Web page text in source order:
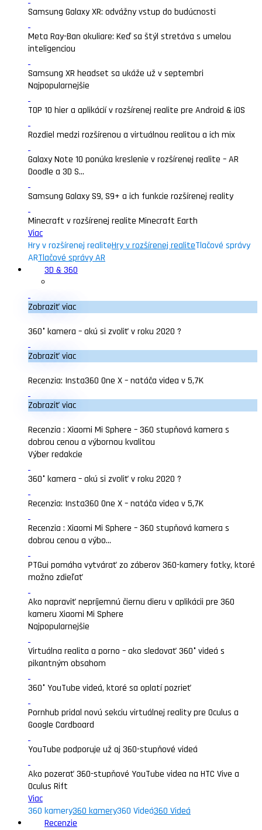
Samsung Galaxy XR: odvážny vstup do budúcnosti
Meta Ray-Ban okuliare: Keď sa štýl stretáva s umelou
inteligenciou
Samsung XR headset sa ukáže už v septembri
Najpopularnejšie
TOP 10 hier a aplikácií v rozšírenej realite pre Android & iOS
Rozdiel medzi rozšírenou a virtuálnou realitou a ich mix
Galaxy Note 10 ponúka kreslenie v rozšírenej realite – AR
Doodle a 3D S...
Samsung Galaxy S9, S9+ a ich funkcie rozšírenej reality
Minecraft v rozšírenej realite Minecraft Earth
Viac
Hry v rozšírenej realiteHry v rozšírenej realiteTlačové správy
ARTlačové správy AR
3D & 360
Zobraziť viac
360° kamera – akú si zvoliť v roku 2020 ?
Zobraziť viac
Recenzia: Insta360 One X – natáča videa v 5,7K
Zobraziť viac
Recenzia : Xiaomi Mi Sphere – 360 stupňová kamera s
dobrou cenou a výbornou kvalitou
Výber redakcie
360° kamera – akú si zvoliť v roku 2020 ?
Recenzia: Insta360 One X – natáča videa v 5,7K
Recenzia : Xiaomi Mi Sphere – 360 stupňová kamera s
dobrou cenou a výbo...
PTGui pomáha vytvárať zo záberov 360-kamery fotky, ktoré
možno zdieľať
Ako napraviť nepríjemnú čiernu dieru v aplikácii pre 360
kameru Xiaomi Mi Sphere
Najpopularnejšie
Virtuálna realita a porno – ako sledovať 360° videá s
pikantným obsahom
360° YouTube videá, ktoré sa oplatí pozrieť
Pornhub pridal novú sekciu virtuálnej reality pre Oculus a
Google Cardboard
YouTube podporuje už aj 360-stupňové videá
Ako pozerať 360-stupňové YouTube videa na HTC Vive a
Oculus Rift
Viac
360 kamery360 kamery360 Videá360 Videá
Recenzie